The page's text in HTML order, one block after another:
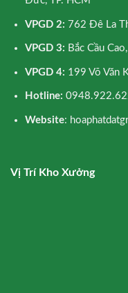
VPGD 2: 762 Đê La
VPGD 3: Bắc Cầu
VPGD 4: 199 Võ Văn
Hotline:
Website:
Vị Trí Kho Xưởng